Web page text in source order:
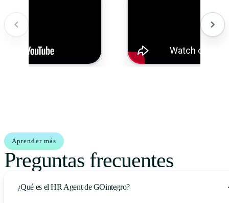
Aprender más
Preguntas frecuentes
¿Qué es el HR Agent de GOintegro?